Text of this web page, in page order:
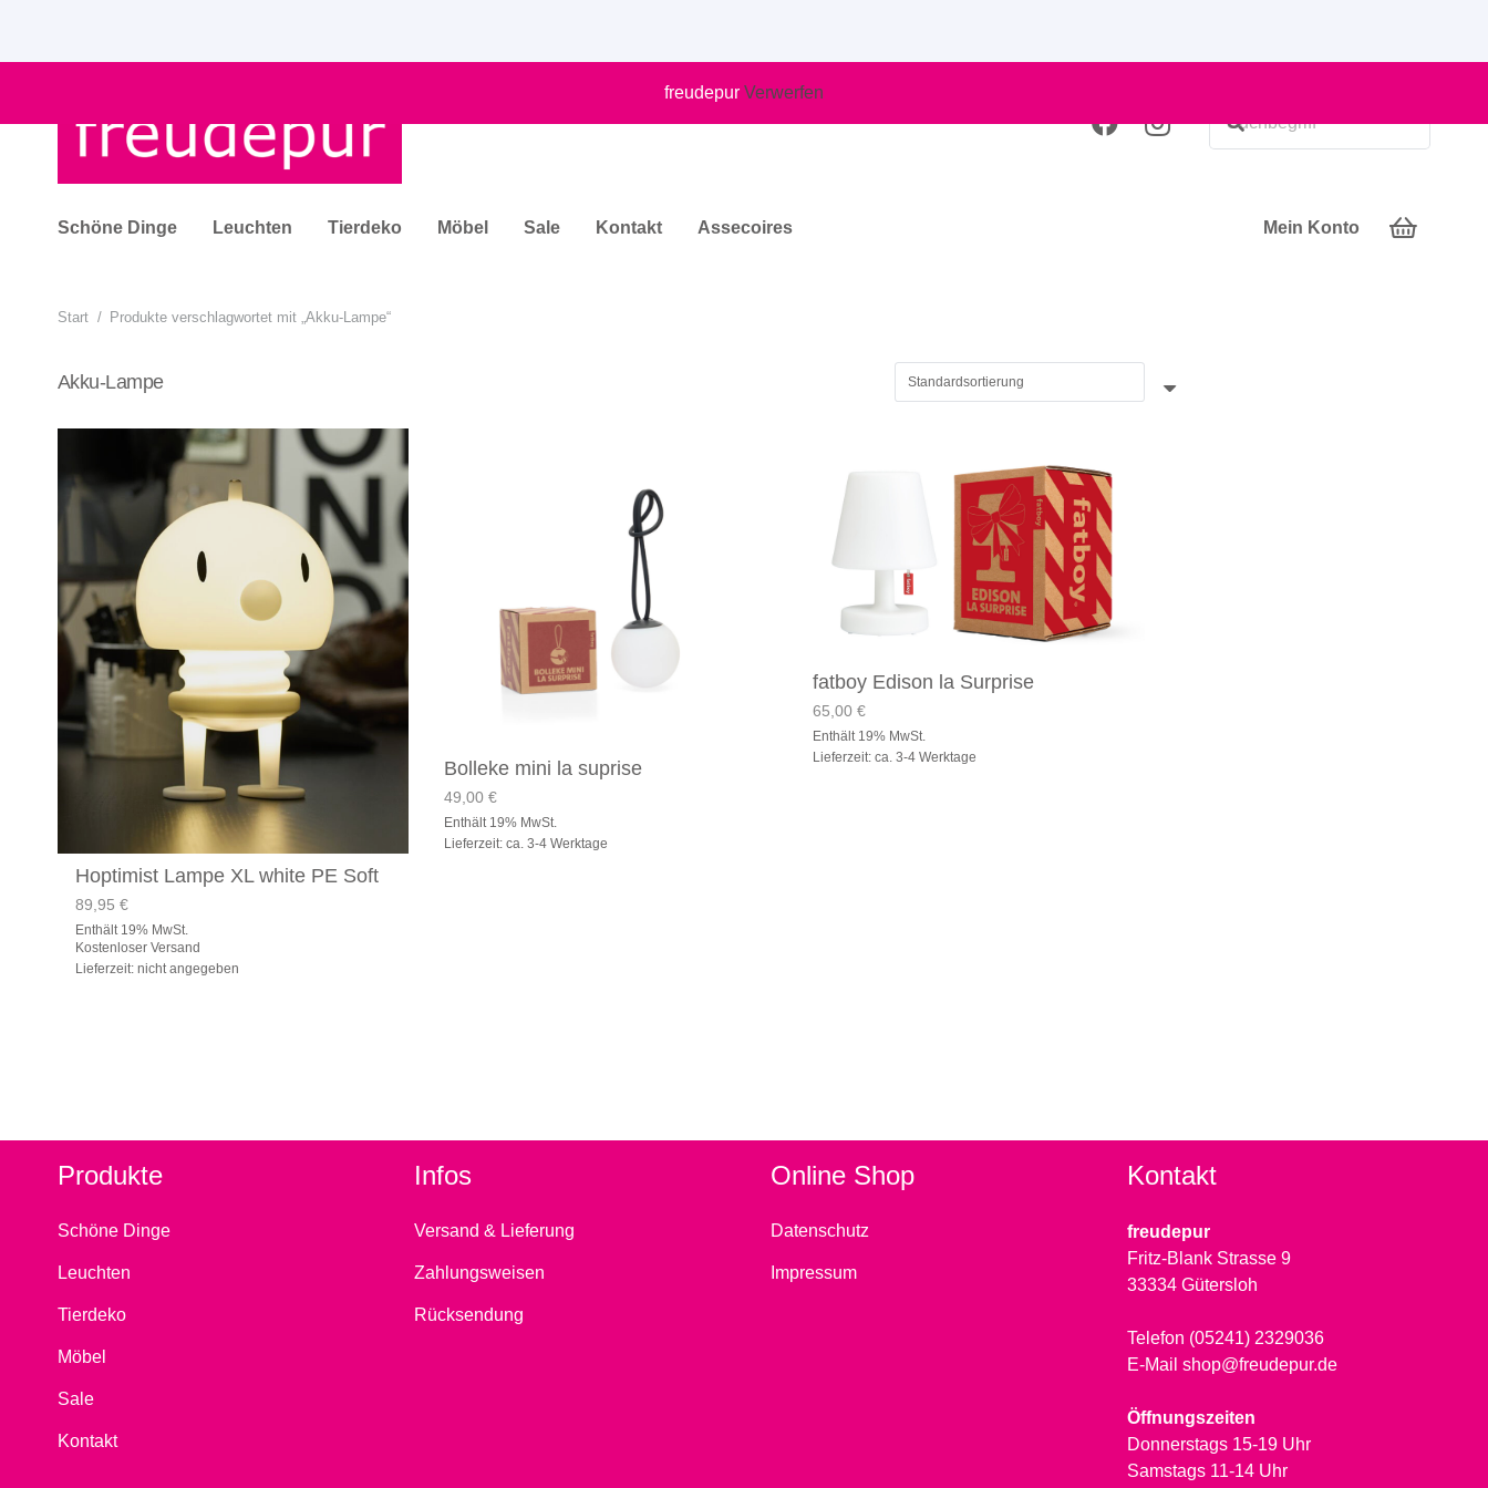
freudepur Verwerfen
Schöne Dinge Leuchten Tierdeko Möbel Sale Kontakt Assecoires Mein Konto
Start / Produkte verschlagwortet mit „Akku-Lampe“
Akku-Lampe
Hoptimist Lampe XL white PE Soft
89,95 €
Enthält 19% MwSt.
Kostenloser Versand
Lieferzeit: nicht angegeben
Bolleke mini la suprise
49,00 €
Enthält 19% MwSt.
Lieferzeit: ca. 3-4 Werktage
fatboy Edison la Surprise
65,00 €
Enthält 19% MwSt.
Lieferzeit: ca. 3-4 Werktage
Produkte
Schöne Dinge
Leuchten
Tierdeko
Möbel
Sale
Kontakt
Infos
Versand & Lieferung
Zahlungsweisen
Rücksendung
Online Shop
Datenschutz
Impressum
Kontakt
freudepur
Fritz-Blank Strasse 9
33334 Gütersloh
Telefon (05241) 2329036
E-Mail shop@freudepur.de
Öffnungszeiten
Donnerstags 15-19 Uhr
Samstags 11-14 Uhr